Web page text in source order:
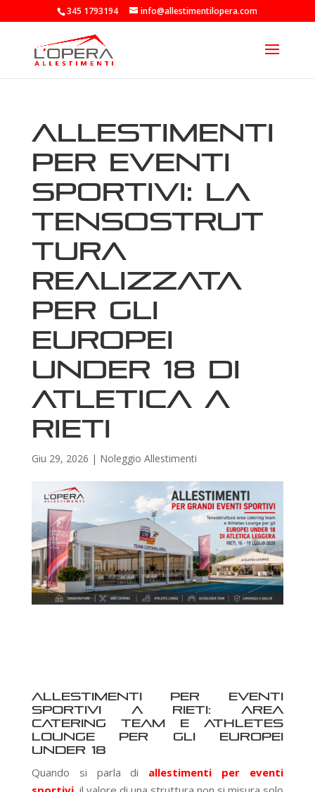
345 1793194 info@allestimentilopera.com
Allestimenti
per eventi
sportivi: la
tensostrut
tura
realizzata
per gli
Europei
Under 18 di
Atletica a
Rieti
Giu 29, 2026 | Noleggio Allestimenti
Allestimenti per eventi
sportivi a Rieti: area
catering team e Athletes
Lounge per gli Europei
Under 18
Quando si parla di allestimenti per eventi